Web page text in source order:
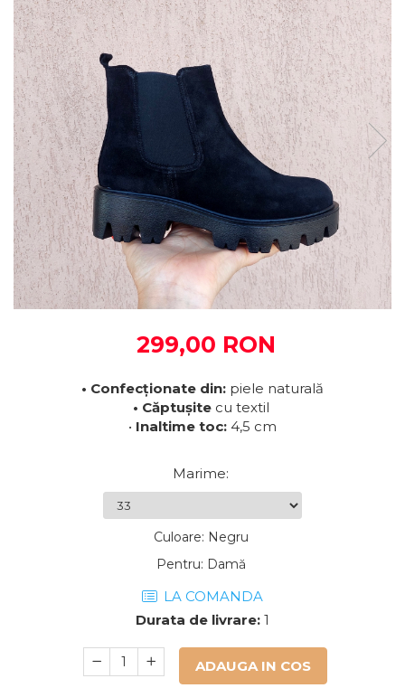
299,00 RON
• Confecționate din: piele naturală
• Căptușite cu textil
• Inaltime toc: 4,5 cm
Marime:
Culoare: Negru
Pentru: Damă
LA COMANDA
Durata de livrare: 1
ADAUGA IN COS